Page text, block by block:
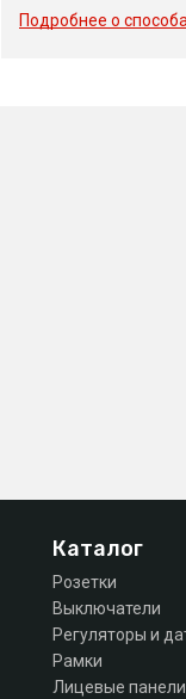
Подробнее о
Каталог
Розетки
Выключатели
Регуляторы и
Рамки
Лицевые